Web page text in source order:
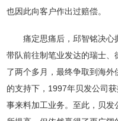
也因此向客户作出过赔偿。
痛定思痛后，邱智铭决心
带队前往制笔业发达的瑞士
了两个多月，最终争取到海
的支持下，1997年贝发公司
事来料加工业务。至此，贝